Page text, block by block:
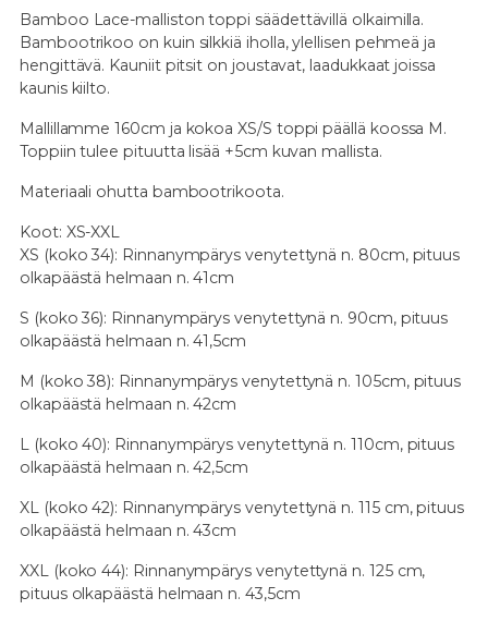
Bamboo Lace-malliston toppi säädettävillä olkaimilla.
Bambootrikoo on kuin silkkiä iholla, ylellisen pehmeä ja
hengittävä. Kauniit pitsit on joustavat, laadukkaat joissa
kaunis kiilto.
Mallillamme 160cm ja kokoa XS/S toppi päällä koossa M.
Toppiin tulee pituutta lisää +5cm kuvan mallista.
Materiaali ohutta bambootrikoota.
Koot: XS-XXL
XS (koko 34): Rinnanympärys venytettynä n. 80cm, pituus
olkapäästä helmaan n. 41cm
S (koko 36): Rinnanympärys venytettynä n. 90cm, pituus
olkapäästä helmaan n. 41,5cm
M (koko 38): Rinnanympärys venytettynä n. 105cm, pituus
olkapäästä helmaan n. 42cm
L (koko 40): Rinnanympärys venytettynä n. 110cm, pituus
olkapäästä helmaan n. 42,5cm
XL (koko 42): Rinnanympärys venytettynä n. 115 cm, pituus
olkapäästä helmaan n. 43cm
XXL (koko 44): Rinnanympärys venytettynä n. 125 cm,
pituus olkapäästä helmaan n. 43,5cm